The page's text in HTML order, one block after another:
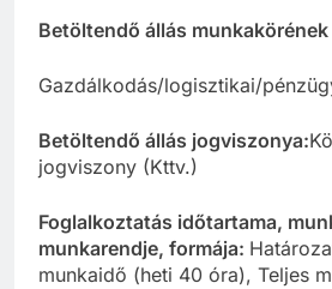
Betöltendő állás munkakörének
Gazdálkodás/logisztikai/
Betöltendő állás jogviszonya:
jogviszony (Kttv.)
Foglalkoztatás időtartama,
munkarendje, formája:
munkaidő (heti 40 óra), Teljes